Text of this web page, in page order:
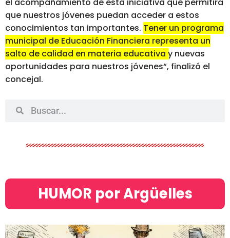
el acompañamiento de esta iniciativa que permitirá
que nuestros jóvenes puedan acceder a estos
conocimientos tan importantes. Tener un programa
municipal de Educación Financiera representa un
salto de calidad en materia educativa y nuevas
oportunidades para nuestros jóvenes“, finalizó el
concejal.
HUMOR por Argüelles​